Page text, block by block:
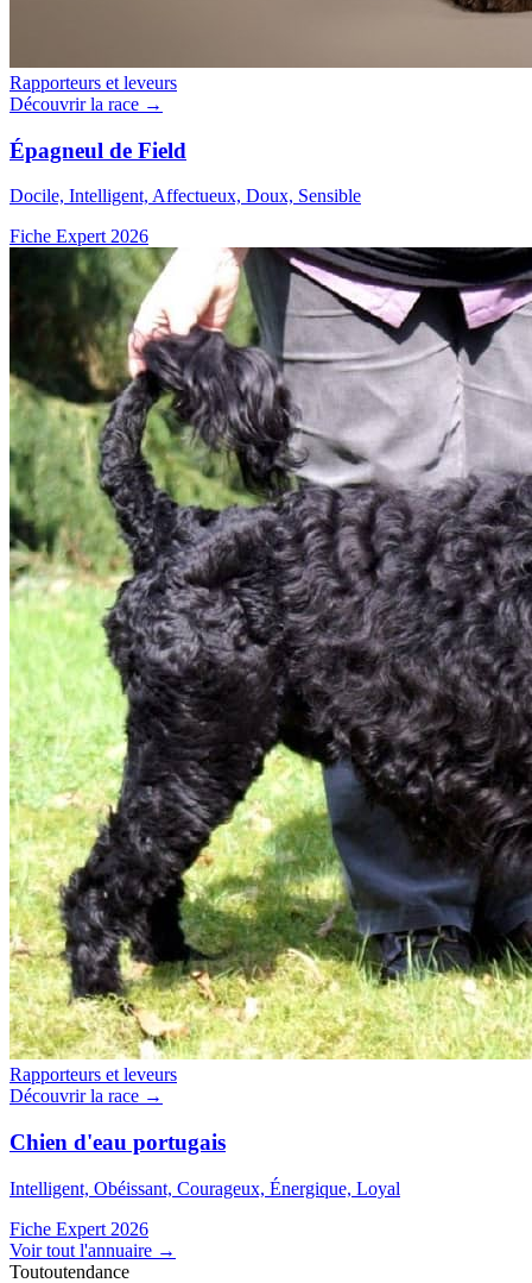
Rapporteurs et leveurs
Découvrir la race →
Épagneul de Field
Docile, Intelligent, Affectueux, Doux, Sensible
Fiche Expert 2026
Rapporteurs et leveurs
Découvrir la race →
Chien d'eau portugais
Intelligent, Obéissant, Courageux, Énergique, Loyal
Fiche Expert 2026
Voir tout l'annuaire →
Toutoutendance